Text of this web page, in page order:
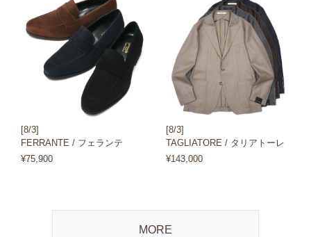
[8/3]
FERRANTE / フェランテ
¥75,900
[8/3]
TAGLIATORE / タリアトーレ
¥143,000
MORE